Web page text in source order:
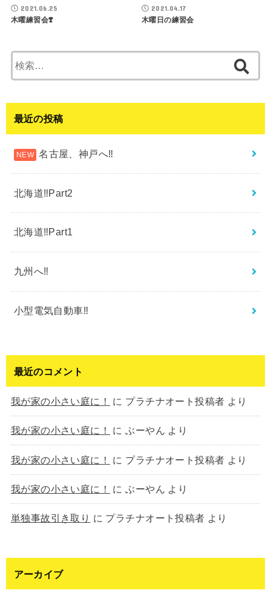
2021.06.25
木曜練習会❣️
2021.04.17
木曜日の練習会
索:
最近の投稿
名古屋、神戸へ‼︎
北海道‼︎Part2
北海道‼︎Part1
九州へ‼︎
小型電気自動車‼︎
最近のコメント
我が家の小さい庭に！ に プラチナオート投稿者 より
我が家の小さい庭に！ にぶーやん より
我が家の小さい庭に！ に プラチナオート投稿者 より
我が家の小さい庭に！ にぶーやん より
単独事故引き取り に プラチナオート投稿者 より
アーカイブ